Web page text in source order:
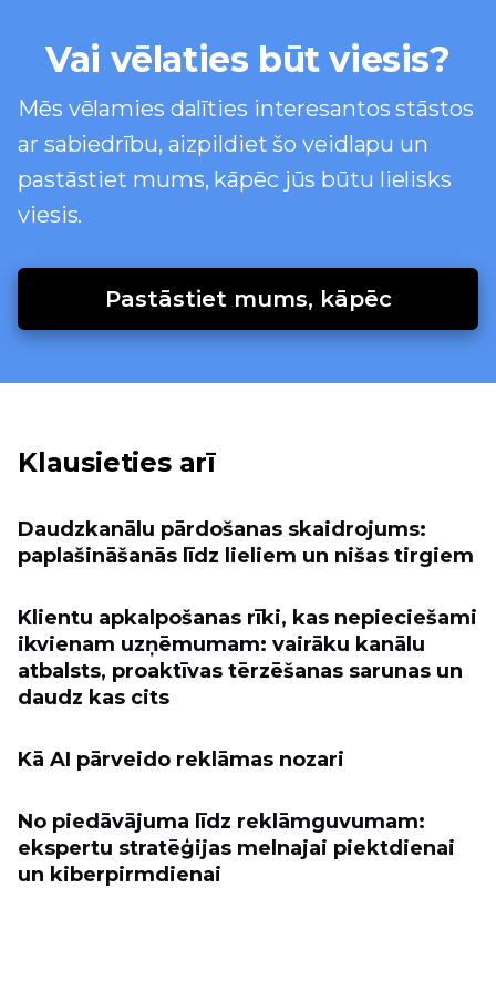
Vai vēlaties būt viesis?
Mēs vēlamies dalīties interesantos stāstos
ar sabiedrību, aizpildiet šo veidlapu un
pastāstiet mums, kāpēc jūs būtu lielisks
viesis.
Pastāstiet mums, kāpēc
Klausieties arī
Daudzkanālu pārdošanas skaidrojums:
paplašināšanās līdz lieliem un nišas tirgiem
Klientu apkalpošanas rīki, kas nepieciešami
ikvienam uzņēmumam: vairāku kanālu
atbalsts, proaktīvas tērzēšanas sarunas un
daudz kas cits
Kā AI pārveido reklāmas nozari
No piedāvājuma līdz reklāmguvumam:
ekspertu stratēģijas melnajai piektdienai
un kiberpirmdienai